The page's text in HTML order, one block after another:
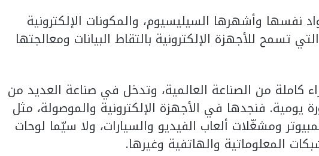
نفسها وأشهرها السيليسيوم، والمكونات الإلكترونية
تسمح للأجهزة الإلكترونية بالتقاط البيانات ومعالجتها
كاملة من الصناعة العالمية، وتدخل في صناعة العديد من
يومية. فنجدها في الأجهزة الإلكترونية والموصولة، مثل
ومشغّلات ألعاب الفيديو والسيارات، ولا سيّما لوحات
المعلوماتية والهاتفية وغيرها.